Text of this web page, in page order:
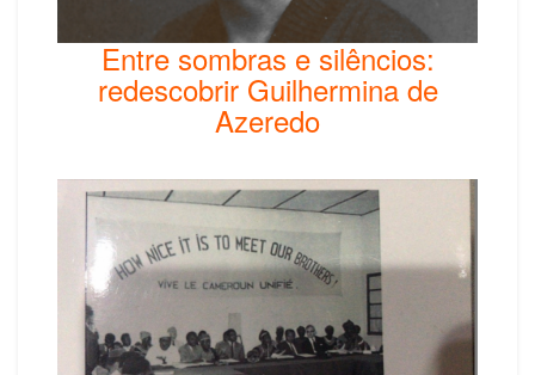
Entre sombras e silêncios:
redescobrir Guilhermina de
Azeredo